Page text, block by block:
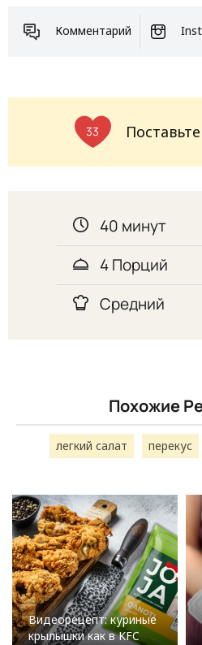
Комментарий
33
40 минут
4 Порций
Средний
Похожие
легкий салат перекус
Видеорецепт: куриные
крылышки как в KFC